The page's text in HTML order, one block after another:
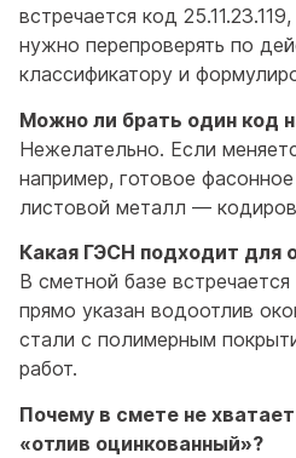
встречается код
нужно перепроверять по
классификатору и
Можно ли брать один код
Нежелательно. Если
например, готовое
листовой металл —
Какая ГЭСН подходит для
В сметной базе
прямо указан водоотлив
стали с полимерным
работ.
Почему в смете не
«отлив оцинкованный»?